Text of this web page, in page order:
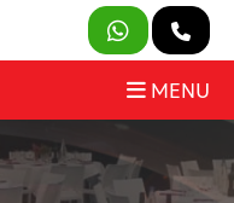
SLUITEN
MENU